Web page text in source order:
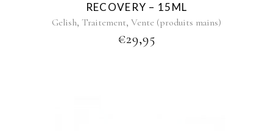
RECOVERY – 15ML
Gelish, Traitement, Vente (produits mains)
€29,95